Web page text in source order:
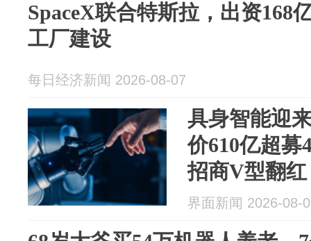
SpaceX联合特斯拉，出资168
工厂建设
每日经济新闻 2026-08-07
具身智能迎
价610亿超
招商V型翻红
界面新闻 2026-08-